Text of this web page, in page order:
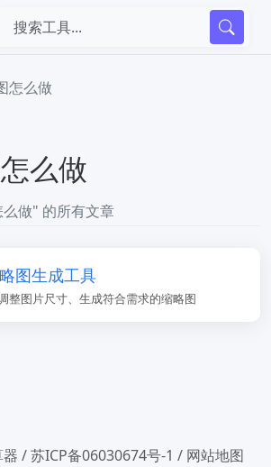
怎么做
么做
做" 的所有文章
图生成工具
整图片尺寸、生成符合需求的缩略图
/苏ICP备06030674号-1 / 网站地图